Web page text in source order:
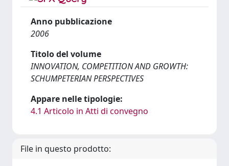
Anno pubblicazione
2006
Titolo del volume
INNOVATION, COMPETITION AND GROWTH:
SCHUMPETERIAN PERSPECTIVES
Appare nelle tipologie:
4.1 Articolo in Atti di convegno
File in questo prodotto: